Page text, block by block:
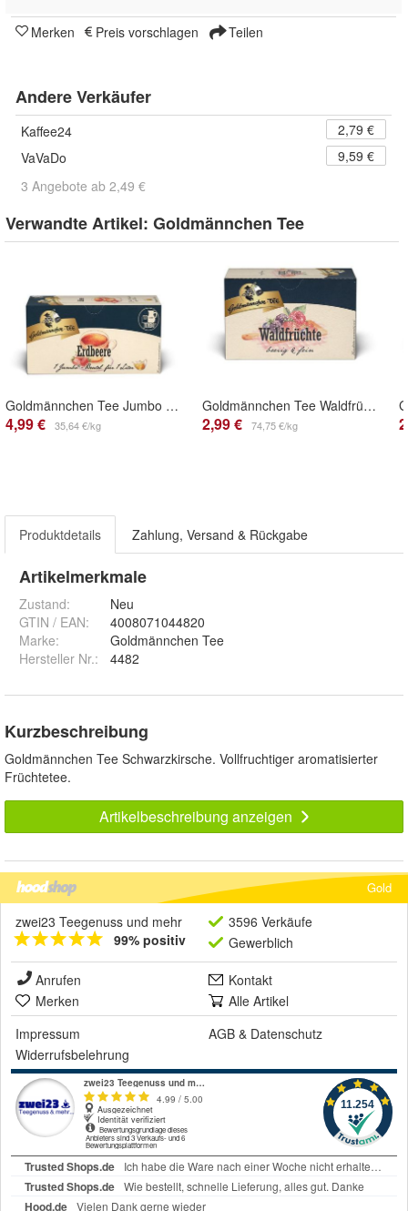
Merken Preis vorschlagen Teilen
Andere Verkäufer
Kaffee24
2,79 €
VaVaDo
9,59 €
3 Angebote ab 2,49 €
Verwandte Artikel: Goldmännchen Tee
Goldmännchen Tee Jumbo Erdbeer Sahne
4,99 € 35,64 €/kg
Goldmännchen Tee Waldfrüchte
2,99 € 74,75 €/kg
Produktdetails Zahlung, Versand & Rückgabe
Artikelmerkmale
Zustand:
Neu
GTIN / EAN:
4008071044820
Marke:
Goldmännchen Tee
Hersteller Nr.:
4482
Kurzbeschreibung
Goldmännchen Tee Schwarzkirsche. Vollfruchtiger aromatisierter
Früchtetee.
Artikelbeschreibung anzeigen
Gold
zwei23 Teegenuss und mehr
99% positiv
3596 Verkäufe
Gewerblich
Anrufen
Kontakt
Merken
Alle Artikel
Impressum
AGB & Datenschutz
Widerrufsbelehrung